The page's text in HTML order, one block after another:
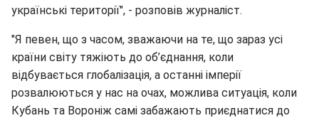
українські території", - розповів журналіст.
"Я певен, що з часом, зважаючи на те, що зараз усі
країни світу тяжіють до об’єднання, коли
відбувається глобалізація, а останні імперії
розвалюються у нас на очах, можлива ситуація, коли
Кубань та Вороніж самі забажають приєднатися до